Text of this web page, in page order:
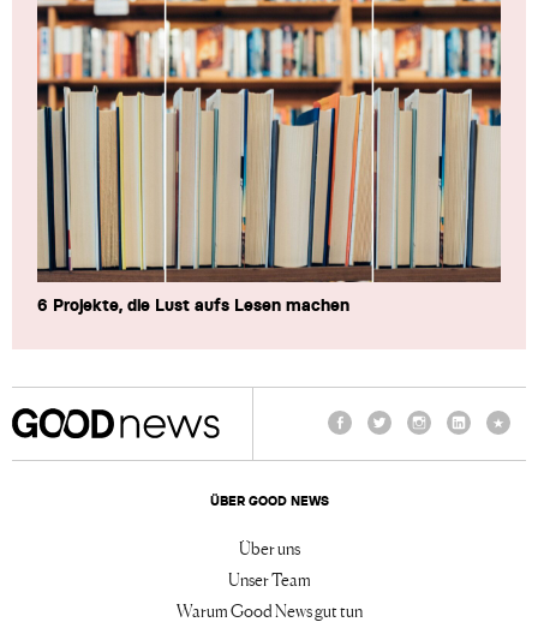
6 Projekte, die Lust aufs Lesen machen
ÜBER GOOD NEWS
Über uns
Unser Team
Warum Good News gut tun